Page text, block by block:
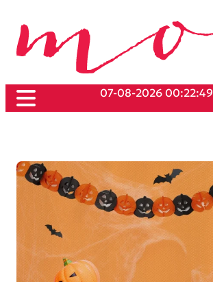
07-08-2026 00:22:49